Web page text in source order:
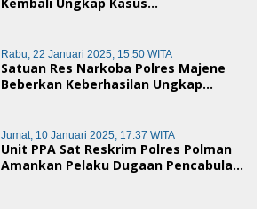
Kembali Ungkap Kasus
Rabu, 22 Januari 2025, 15:50 WITA
Satuan Res Narkoba Polres Majene
Beberkan Keberhasilan Ungkap
Jumat, 10 Januari 2025, 17:37 WITA
Unit PPA Sat Reskrim Polres Polman
Amankan Pelaku Dugaan Pencabulan